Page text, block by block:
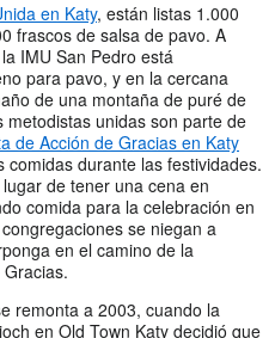
en Katy, están listas 1.000
frascos de salsa de pavo. A
IMU San Pedro está
para pavo, y en la cercana
de una montaña de puré de
unidas son parte de
de Acción de Gracias en Katy
durante las festividades.
de tener una cena en
comida para la celebración en
se niegan a
en el camino de la
remonta a 2003, cuando la
en Old Town Katy decidió que